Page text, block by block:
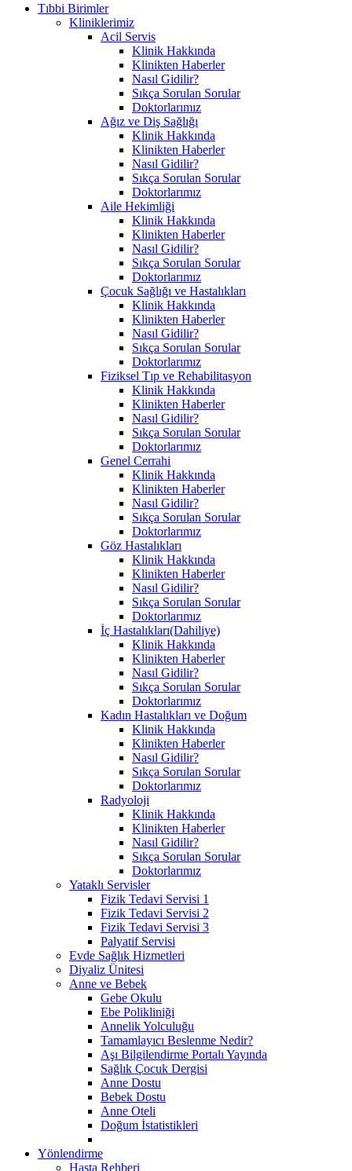
Tıbbi Birimler
Kliniklerimiz
Acil Servis
Klinik Hakkında
Klinikten Haberler
Nasıl Gidilir?
Sıkça Sorulan Sorular
Doktorlarımız
Ağız ve Diş Sağlığı
Klinik Hakkında
Klinikten Haberler
Nasıl Gidilir?
Sıkça Sorulan Sorular
Doktorlarımız
Aile Hekimliği
Klinik Hakkında
Klinikten Haberler
Nasıl Gidilir?
Sıkça Sorulan Sorular
Doktorlarımız
Çocuk Sağlığı ve Hastalıkları
Klinik Hakkında
Klinikten Haberler
Nasıl Gidilir?
Sıkça Sorulan Sorular
Doktorlarımız
Fiziksel Tıp ve Rehabilitasyon
Klinik Hakkında
Klinikten Haberler
Nasıl Gidilir?
Sıkça Sorulan Sorular
Doktorlarımız
Genel Cerrahi
Klinik Hakkında
Klinikten Haberler
Nasıl Gidilir?
Sıkça Sorulan Sorular
Doktorlarımız
Göz Hastalıkları
Klinik Hakkında
Klinikten Haberler
Nasıl Gidilir?
Sıkça Sorulan Sorular
Doktorlarımız
İç Hastalıkları(Dahiliye)
Klinik Hakkında
Klinikten Haberler
Nasıl Gidilir?
Sıkça Sorulan Sorular
Doktorlarımız
Kadın Hastalıkları ve Doğum
Klinik Hakkında
Klinikten Haberler
Nasıl Gidilir?
Sıkça Sorulan Sorular
Doktorlarımız
Radyoloji
Klinik Hakkında
Klinikten Haberler
Nasıl Gidilir?
Sıkça Sorulan Sorular
Doktorlarımız
Yataklı Servisler
Fizik Tedavi Servisi 1
Fizik Tedavi Servisi 2
Fizik Tedavi Servisi 3
Palyatif Servisi
Evde Sağlık Hizmetleri
Diyaliz Ünitesi
Anne ve Bebek
Gebe Okulu
Ebe Polikliniği
Annelik Yolculuğu
Tamamlayıcı Beslenme Nedir?
Aşı Bilgilendirme Portalı Yayında
Sağlık Çocuk Dergisi
Anne Dostu
Bebek Dostu
Anne Oteli
Doğum İstatistikleri
Yönlendirme
Hasta Rehberi